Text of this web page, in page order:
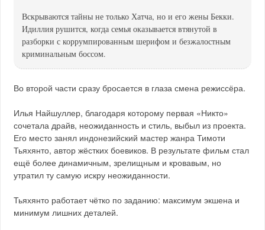
Вскрываются тайны не только Хатча, но и его жены Бекки.
Идиллия рушится, когда семья оказывается втянутой в
разборки с коррумпированным шерифом и безжалостным
криминальным боссом.
Во второй части сразу бросается в глаза смена режиссёра.
Илья Найшуллер, благодаря которому первая «Никто»
сочетала драйв, неожиданность и стиль, выбыл из проекта.
Его место занял индонезийский мастер жанра Тимоти
Тьяхянто, автор жёстких боевиков. В результате фильм стал
ещё более динамичным, зрелищным и кровавым, но
утратил ту самую искру неожиданности.
Тьяхянто работает чётко по заданию: максимум экшена и
минимум лишних деталей.